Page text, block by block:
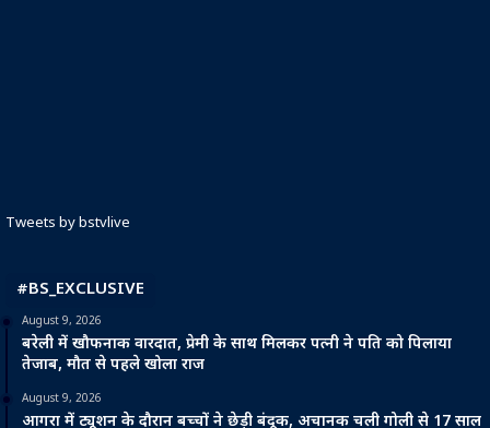
Tweets by bstvlive
#BS_EXCLUSIVE
August 9, 2026
बरेली में खौफनाक वारदात, प्रेमी के साथ मिलकर पत्नी ने पति को पिलाया
तेजाब, मौत से पहले खोला राज
August 9, 2026
आगरा में ट्यूशन के दौरान बच्चों ने छेड़ी बंदूक, अचानक चली गोली से 17 साल